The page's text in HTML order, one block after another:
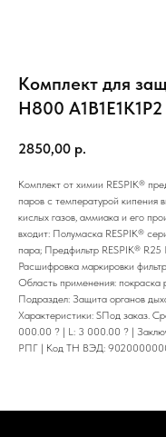
Комплект для
H800 А1В1Е1К1P2
2850,00 р.
Комплект от химии RESPIK®
паров с температурой кипения
кислых газов, аммиака и его
входит: Полумаска RESPIK®
пара; Предфильтр RESPIK®
Расшифровка маркировки
Область применения: покраска
Подраздел: Защита органов
Характеристики: SПод заказ.
000.00 ? | L: 3 000.00 ? |
РПГ | Код ТН ВЭД: